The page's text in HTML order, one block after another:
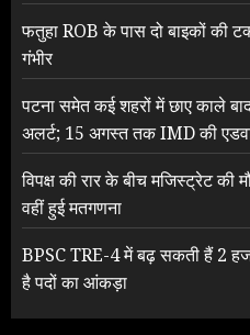
फतुहा ROB के पास दो बाइकों की
गंभीर
पटना समेत कई शहरों में छाए काले
अलर्ट; 15 अगस्त तक IMD की
विपक्ष की रार के बीच मजिस्ट्रेट की
वहीं हुई मतगणना
BPSC TRE-4 में बढ़ सकती हैं 2
है पदों का आंकड़ा